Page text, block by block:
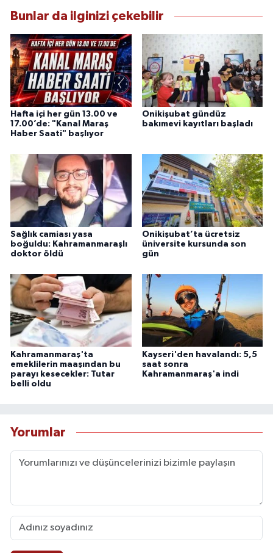
Bunlar da ilginizi çekebilir
Hafta içi her gün 13.00 ve
17.00’de: "Kanal Maraş
Haber Saati" başlıyor
Onikişubat gündüz
bakımevi kayıtları başladı
Sağlık camiası yasa
boğuldu: Kahramanmaraşlı
doktor öldü
Onikişubat’ta ücretsiz
üniversite kursunda son
gün
Kahramanmaraş'ta
emeklilerin maaşından bu
parayı kesecekler: Tutar
belli oldu
Kayseri'den havalandı: 5,5
saat sonra
Kahramanmaraş'a indi
Yorumlar